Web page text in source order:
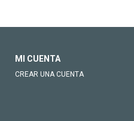
MI CUENTA
CREAR UNA CUENTA